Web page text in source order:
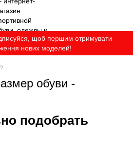
щоб першим отримувати
нових моделей!
обуви -
подобрать